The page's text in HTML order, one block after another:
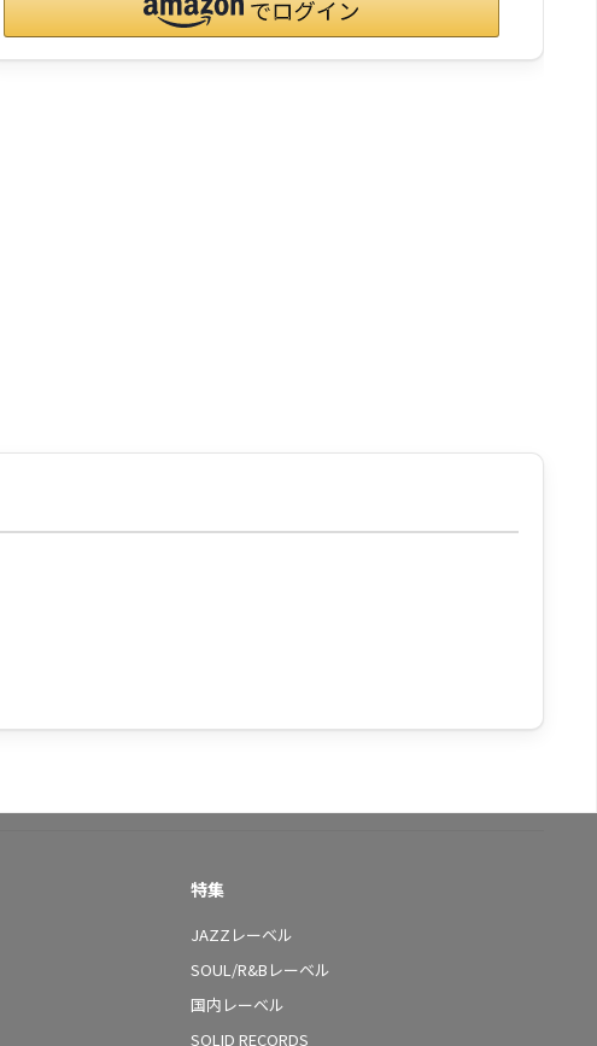
特集
JAZZレーベル
SOUL/R&Bレーベル
国内レーベル
SOLID RECORDS